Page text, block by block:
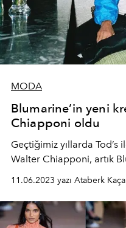
MODA
Blumarine’in yeni
Chiapponi oldu
Geçtiğimiz yıllarda Tod’s
Walter Chiapponi, artık
11.06.2023 yazı Ataberk